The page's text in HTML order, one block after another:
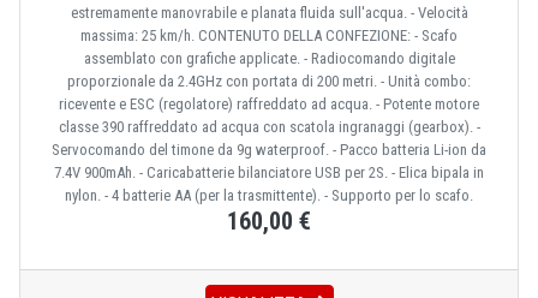
estremamente manovrabile e planata fluida sull'acqua. - Velocità
massima: 25 km/h. CONTENUTO DELLA CONFEZIONE: - Scafo
assemblato con grafiche applicate. - Radiocomando digitale
proporzionale da 2.4GHz con portata di 200 metri. - Unità combo:
ricevente e ESC (regolatore) raffreddato ad acqua. - Potente motore
classe 390 raffreddato ad acqua con scatola ingranaggi (gearbox). -
Servocomando del timone da 9g waterproof. - Pacco batteria Li-ion da
7.4V 900mAh. - Caricabatterie bilanciatore USB per 2S. - Elica bipala in
nylon. - 4 batterie AA (per la trasmittente). - Supporto per lo scafo.
160,00 €